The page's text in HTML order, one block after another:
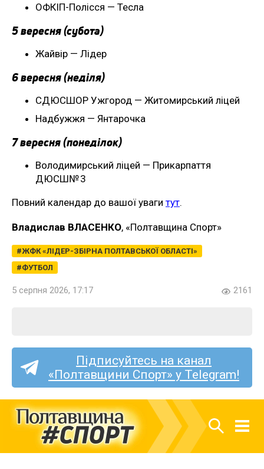
ОФКІП-Полісся — Тесла
5 вересня (субота)
Жайвір — Лідер
6 вересня (неділя)
СДЮСШОР Ужгород — Житомирський ліцей
Надбужжя — Янтарочка
7 вересня (понеділок)
Володимирський ліцей — Прикарпаття
ДЮСШ№ 3
Повний календар до вашої уваги тут.
Владислав ВЛАСЕНКО, «Полтавщина Спорт»
ЖФК «ЛІДЕР-ЗБІРНА ПОЛТАВСЬКОЇ ОБЛАСТІ»
ФУТБОЛ
5 серпня 2026, 17:17 2161
Підписуйтесь на канал
«Полтавщини Спорт» у Telegram!